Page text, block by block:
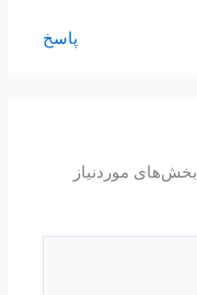
پاسخ
بخش‌های موردنیاز